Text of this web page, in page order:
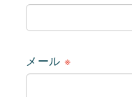
メール ※